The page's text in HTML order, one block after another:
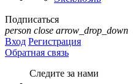
Подписаться
person close arrow_drop_down
Вход Регистрация
Обратная связь
Следите за нами